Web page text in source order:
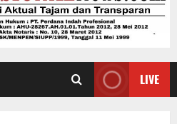
LIVE